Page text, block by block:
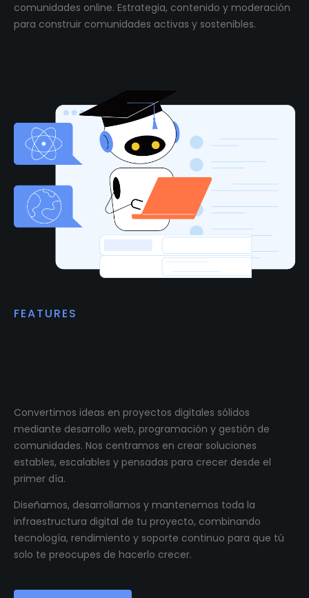
comunidades online. Estrategia, contenido y moderación
para construir comunidades activas y sostenibles.
FEATURES
Convertimos ideas en proyectos digitales sólidos
mediante desarrollo web, programación y gestión de
comunidades. Nos centramos en crear soluciones
estables, escalables y pensadas para crecer desde el
primer día.
Diseñamos, desarrollamos y mantenemos toda la
infraestructura digital de tu proyecto, combinando
tecnología, rendimiento y soporte continuo para que tú
solo te preocupes de hacerlo crecer.